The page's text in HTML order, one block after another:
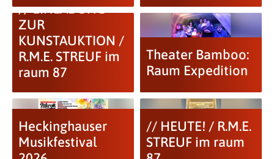
// EINLADUNG
ZUR
KUNSTAUKTION /
R.M.E. STREUF im
raum 87
Theater Bamboo:
Raum Expedition
Heckinghauser
Musikfestival
// HEUTE! / R.M.E.
STREUF im raum